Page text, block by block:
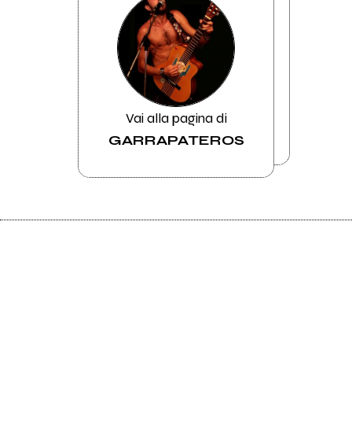
Vai alla pagina di
GARRAPATEROS